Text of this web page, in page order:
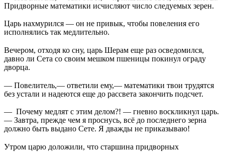
Придворные математики исчисляют число следуемых зерен.
Царь нахмурился — он не привык, чтобы повеления его
исполнялись так медлительно.
Вечером, отходя ко сну, царь Шерам еще раз осведомился,
давно ли Сета со своим мешком пшеницы покинул ограду
дворца.
— Повелитель,— ответили ему,— математики твои трудятся
без устали и надеются еще до рассвета закончить подсчет.
— Почему медлят с этим делом?! — гневно воскликнул царь.
— Завтра, прежде чем я проснусь, всё до последнего зерна
должно быть выдано Сете. Я дважды не приказываю!
Утром царю доложили, что старшина придворных